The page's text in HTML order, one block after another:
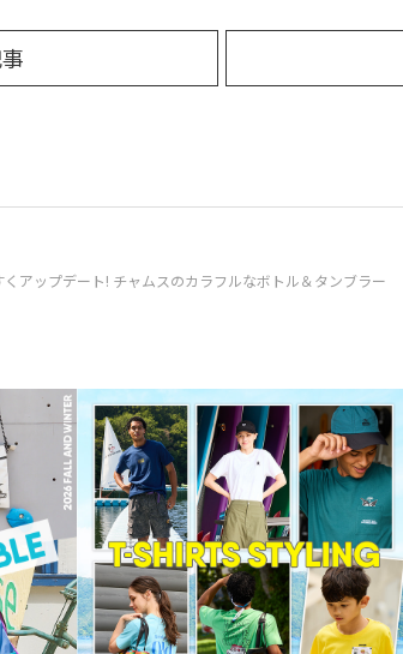
くアップデート! チャムスのカラフルなボトル＆タンブラー